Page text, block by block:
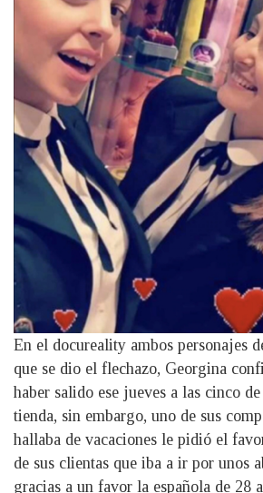
En el docureality ambos personajes
que se dio el flechazo, Georgina
haber salido ese jueves a las cinco
tienda, sin embargo, uno de sus
hallaba de vacaciones le pidió el
de sus clientas que iba a ir por unos
gracias a un favor la española de 28